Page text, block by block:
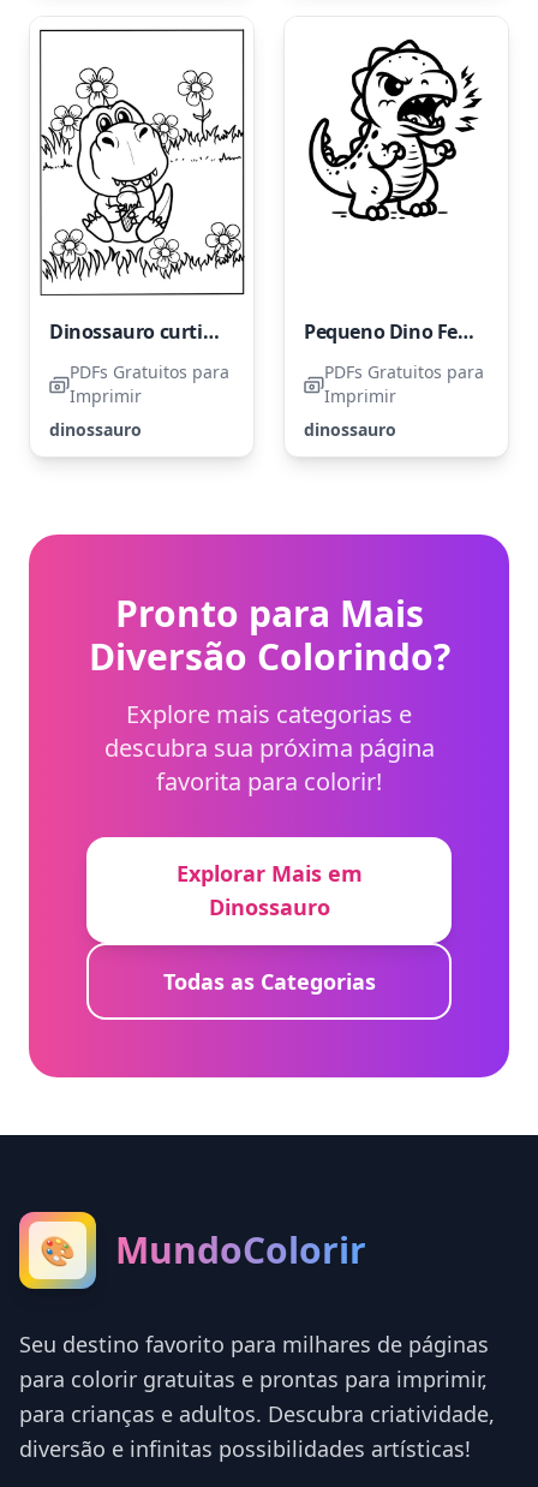
Dinossauro curtindo sorvete
PDFs Gratuitos para
Imprimir
dinossauro
Pequeno Dino Feroz
PDFs Gratuitos para
Imprimir
dinossauro
Pronto para Mais
Diversão Colorindo?
Explore mais categorias e
descubra sua próxima página
favorita para colorir!
Explorar Mais em
Dinossauro
Todas as Categorias
🎨 MundoColorir
Seu destino favorito para milhares de páginas
para colorir gratuitas e prontas para imprimir,
para crianças e adultos. Descubra criatividade,
diversão e infinitas possibilidades artísticas!